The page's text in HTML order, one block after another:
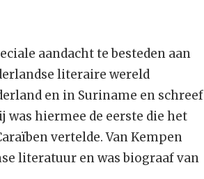
aandacht te besteden aan
literaire wereld
en in Suriname en schreef
was hiermee de eerste die het
vertelde. Van Kempen
literatuur en was biograaf van